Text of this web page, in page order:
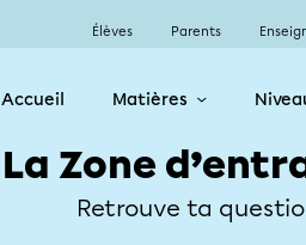
Élèves Parents
Accueil Matières
La Zone
Retrouve ta